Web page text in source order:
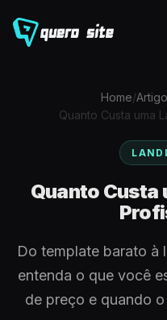
Home/
Quanto Custa uma
Quanto Custa
Do template barato à
entenda o que você
de preço e quando